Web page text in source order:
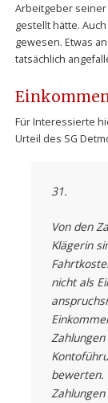
Arbeitgeber
gestellt hätte.
gewesen. Etwas
tatsächlich
Für Interessierte
Urteil des SG
31.
Von den
Klägerin
nicht als
bewerten.